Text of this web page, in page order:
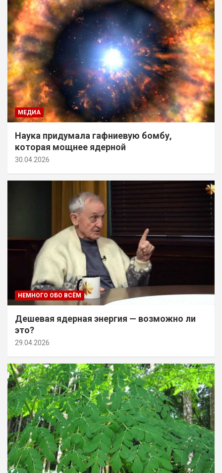
МЕДИА
Наука придумала гафниевую бомбу,
которая мощнее ядерной
30.04.2026
НЕМНОГО ОБО ВСЁМ
Дешевая ядерная энергия — возможно ли
это?
29.04.2026